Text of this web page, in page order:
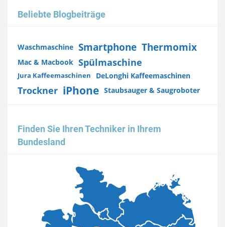
Beliebte Blogbeiträge
Waschmaschine Smartphone Thermomix
Mac & Macbook Spülmaschine
Jura Kaffeemaschinen DeLonghi Kaffeemaschinen
Trockner iPhone Staubsauger & Saugroboter
Finden Sie Ihren Techniker in Ihrem
Bundesland